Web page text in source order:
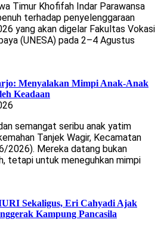
Timur Khofifah Indar Parawansa
terhadap penyelenggaraan
yang akan digelar Fakultas Vokasi
(UNESA) pada 2–4 Agustus
Menyalakan Mimpi Anak-Anak
Keadaan
semangat seribu anak yatim
Tanjek Wagir, Kecamatan
2026). Mereka datang bukan
tetapi untuk meneguhkan mimpi
Sekaligus, Eri Cahyadi Ajak
Kampung Pancasila